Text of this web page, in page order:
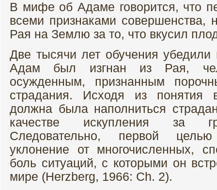
В мифе об Адаме говорится, что
всеми признаками совершенства,
Рая на Землю за то, что вкусил
Две тысячи лет обучения
Адам был изгнан из Рая,
осужденным, признанным
страдания. Исходя из понятия
должна была наполниться
качестве искупления за
Следовательно, первой
уклонение от многочисленных,
боль ситуаций, с которыми он
мире (Herzberg, 1966: Ch. 2).